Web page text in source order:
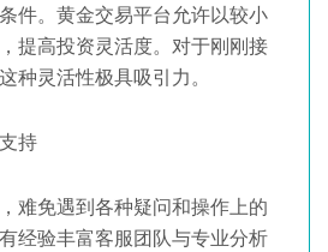
件。黄金交易平台允许以较小
提高投资灵活度。对于刚刚接
种灵活性极具吸引力。
持
难免遇到各种疑问和操作上的
经验丰富客服团队与专业分析